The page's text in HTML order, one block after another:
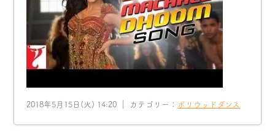
2018年5月15日(火) 14:20 ｜ カテゴリー： ボリウッドダンス